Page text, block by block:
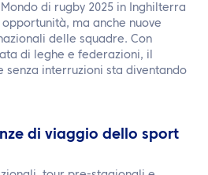
di rugby 2025 in Inghilterra
ma anche nuove
delle squadre. Con
di leghe e federazioni, il
senza interruzioni sta diventando
di viaggio dello sport